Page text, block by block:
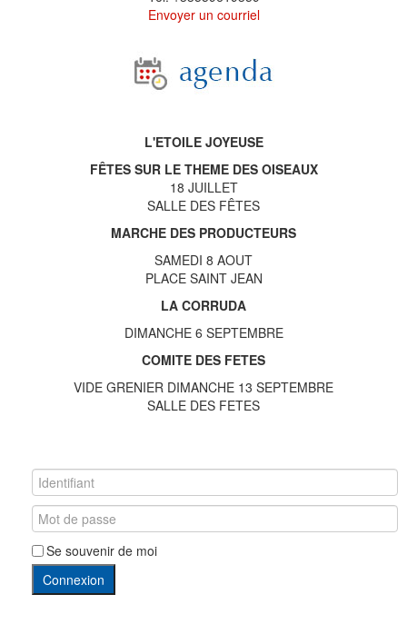
Envoyer un courriel
L'ETOILE JOYEUSE
FÊTES SUR LE THEME DES OISEAUX
18 JUILLET
SALLE DES FÊTES
MARCHE DES PRODUCTEURS
SAMEDI 8 AOUT
PLACE SAINT JEAN
LA CORRUDA
DIMANCHE 6 SEPTEMBRE
COMITE DES FETES
VIDE GRENIER DIMANCHE 13 SEPTEMBRE
SALLE DES FETES
Se souvenir de moi
Connexion